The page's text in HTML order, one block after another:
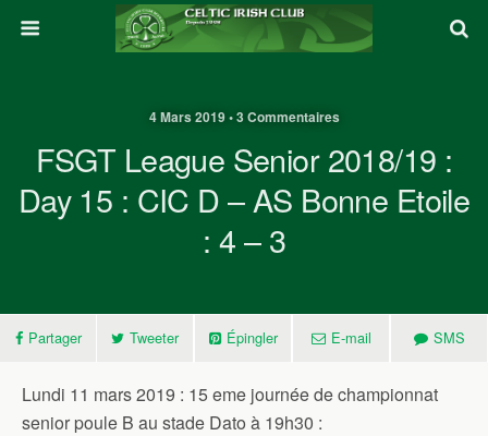
4 Mars 2019 • 3 Commentaires
FSGT League Senior 2018/19 :
Day 15 : CIC D – AS Bonne Etoile
: 4 – 3
Partager Tweeter Épingler E-mail SMS
Lundi 11 mars 2019 : 15 eme journée de championnat
senior poule B au stade Dato à 19h30 :